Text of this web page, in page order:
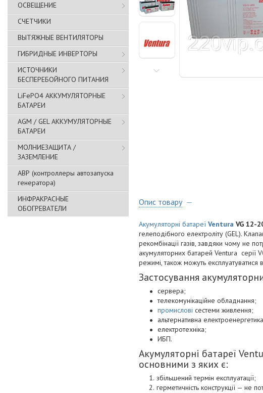
ОСВЕЩЕНИЕ
СЧЕТЧИКИ
ВЫТЯЖНЫЕ ВЕНТИЛЯТОРЫ
ГИБРИДНЫЕ ИНВЕРТОРЫ
ИСТОЧНИКИ
БЕСПЕРЕБОЙНОГО ПИТАНИЯ
LiFePO4 АККУМУЛЯТОРНЫЕ
БАТАРЕИ
AGM / GEL АККУМУЛЯТОРНЫЕ
БАТАРЕИ
МОЛНИЕЗАЩИТА /
ЗАЗЕМЛЕНИЕ
АВР (контроллеры автозапуска
генератора)
ИНФРАКРАСНЫЕ
ОБОГРЕВАТЕЛИ
Опис товару
Акумуляторні батареї Ventura VG 12-
гелеподібного електроліту (GEL).
рекомбінації газів, завдяки чому не
акумуляторних батарей Ventura серії
режимі, також можуть експлуатуватися
Застосування
сервера;
телекомунікаційне обладнання;
промислові сестеми живлення;
альтернативна
електротехніка;
ИБП.
Акумуляторні батареї
основними з яких є:
збільшений термін експлуатації;
герметичність конструкції — не